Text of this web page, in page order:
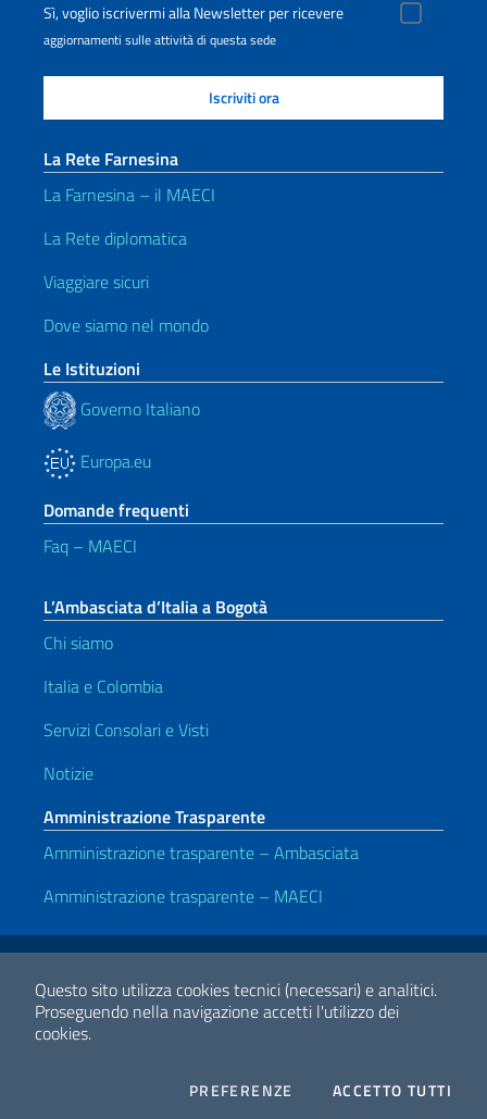
Questo sito utilizza cookies tecnici (necessari) e analitici.
Proseguendo nella navigazione accetti l'utilizzo dei
cookies.
PREFERENZE COOKIESACCETTO TUTTI
Sì, voglio iscrivermi alla Newsletter per ricevere
aggiornamenti sulle attività di questa sede
La Rete Farnesina
La Farnesina – il MAECI
La Rete diplomatica
Viaggiare sicuri
Dove siamo nel mondo
Le Istituzioni
Governo Italiano
Europa.eu
Domande frequenti
Faq – MAECI
L’Ambasciata d’Italia a Bogotà
Chi siamo
Italia e Colombia
Servizi Consolari e Visti
Notizie
Amministrazione Trasparente
Amministrazione trasparente – Ambasciata
Amministrazione trasparente – MAECI
Link Utili